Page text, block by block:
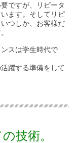
ですが、リピータ
ます。そしてリピ
つしか、お客様だ
スは学生時代で
躍する準備をして
技術。